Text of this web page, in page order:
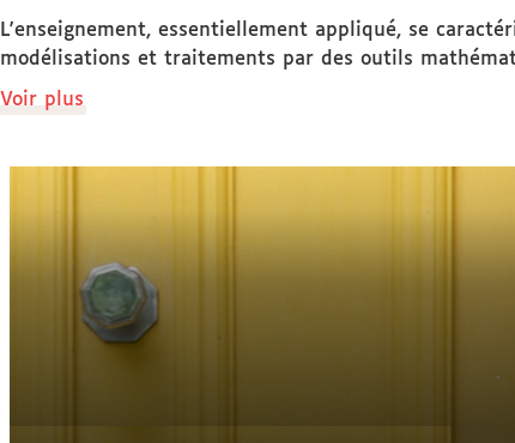
L'enseignement, essentiellement appliqué, se
modélisations et traitements par des outils
Voir plus